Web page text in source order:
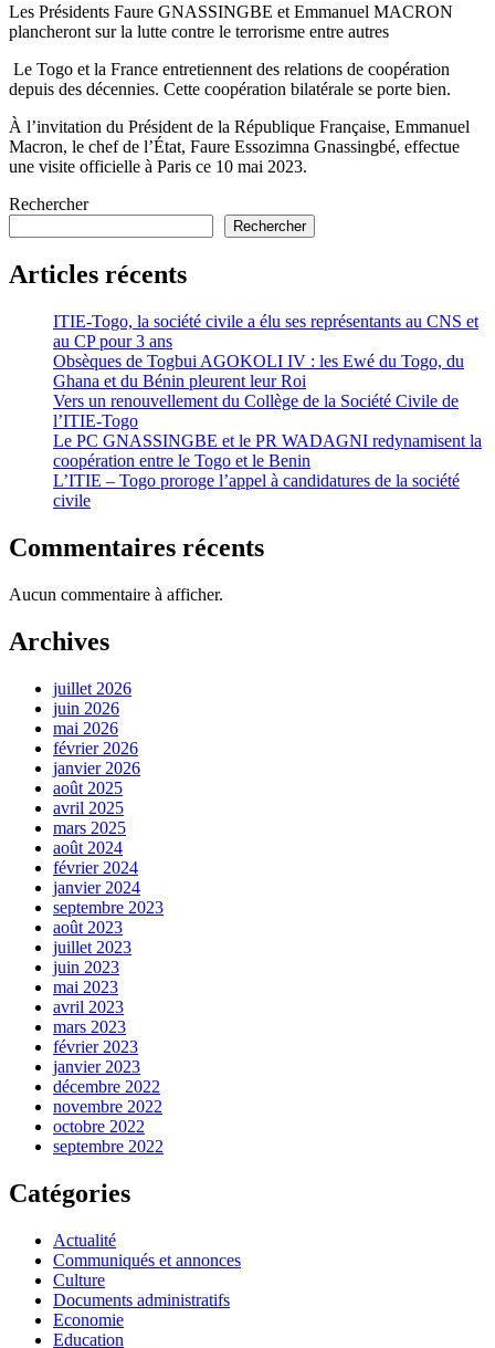
Les Présidents Faure GNASSINGBE et Emmanuel MACRON
plancheront sur la lutte contre le terrorisme entre autres
Le Togo et la France entretiennent des relations de coopération
depuis des décennies. Cette coopération bilatérale se porte bien.
À l’invitation du Président de la République Française, Emmanuel
Macron, le chef de l’État, Faure Essozimna Gnassingbé, effectue
une visite officielle à Paris ce 10 mai 2023.
Rechercher
Rechercher
Articles récents
ITIE-Togo, la société civile a élu ses représentants au CNS et
au CP pour 3 ans
Obsèques de Togbui AGOKOLI IV : les Ewé du Togo, du
Ghana et du Bénin pleurent leur Roi
Vers un renouvellement du Collège de la Société Civile de
l’ITIE-Togo
Le PC GNASSINGBE et le PR WADAGNI redynamisent la
coopération entre le Togo et le Benin
L’ITIE – Togo proroge l’appel à candidatures de la société
civile
Commentaires récents
Aucun commentaire à afficher.
Archives
juillet 2026
juin 2026
mai 2026
février 2026
janvier 2026
août 2025
avril 2025
mars 2025
août 2024
février 2024
janvier 2024
septembre 2023
août 2023
juillet 2023
juin 2023
mai 2023
avril 2023
mars 2023
février 2023
janvier 2023
décembre 2022
novembre 2022
octobre 2022
septembre 2022
Catégories
Actualité
Communiqués et annonces
Culture
Documents administratifs
Economie
Education